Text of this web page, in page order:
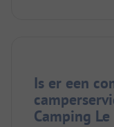
Is er een
Camping Le